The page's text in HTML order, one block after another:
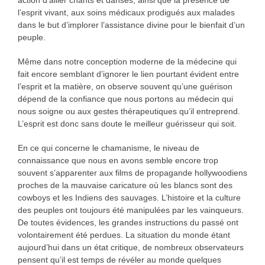
l’esprit vivant, aux soins médicaux prodigués aux malades
dans le but d’implorer l’assistance divine pour le bienfait d’un
peuple.
Même dans notre conception moderne de la médecine qui
fait encore semblant d’ignorer le lien pourtant évident entre
l’esprit et la matière, on observe souvent qu’une guérison
dépend de la confiance que nous portons au médecin qui
nous soigne ou aux gestes thérapeutiques qu’il entreprend.
L’esprit est donc sans doute le meilleur guérisseur qui soit.
En ce qui concerne le chamanisme, le niveau de
connaissance que nous en avons semble encore trop
souvent s’apparenter aux films de propagande hollywoodiens
proches de la mauvaise caricature où les blancs sont des
cowboys et les Indiens des sauvages. L’histoire et la culture
des peuples ont toujours été manipulées par les vainqueurs.
De toutes évidences, les grandes instructions du passé ont
volontairement été perdues. La situation du monde étant
aujourd’hui dans un état critique, de nombreux observateurs
pensent qu’il est temps de révéler au monde quelques